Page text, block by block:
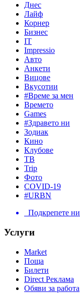
Днес
Лайф
Корнер
Бизнес
IT
Impressio
Авто
Анкети
Вицове
Вкусотии
#Време за мен
Времето
Games
#Здравето ни
Зодиак
Кино
Клубове
ТВ
Trip
Фото
COVID-19
#URBN
Подкрепете ни
Услуги
Market
Поща
Билети
Direct Реклама
Обяви за работа